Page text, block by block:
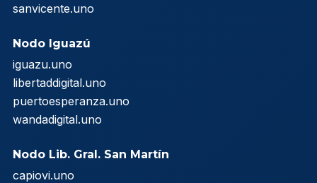
sanvicente.uno
Nodo Iguazú
iguazu.uno
libertaddigital.uno
puertoesperanza.uno
wandadigital.uno
Nodo Lib. Gral. San Martín
capiovi.uno